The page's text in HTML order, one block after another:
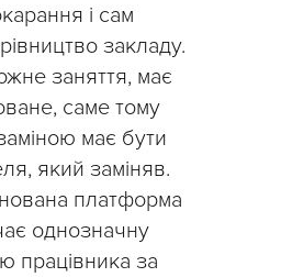
і сам
закладу.
заняття, має
саме тому
має бути
який заміняв.
платформа
однозначну
працівника за